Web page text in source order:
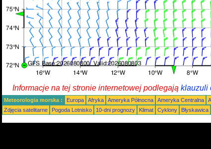
Informacje na tej stronie internetowej podlegają klauzuli
Meteorologia morska : Europa Afryka Ameryka Północna Ameryka Centralna
Zdjęcia satelitarne
Pogoda Lotnisko 10-dni prognozy Klimat Cyklony Błyskawica